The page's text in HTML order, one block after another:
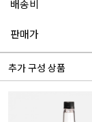
배송비
판매가
추가 구성 상품